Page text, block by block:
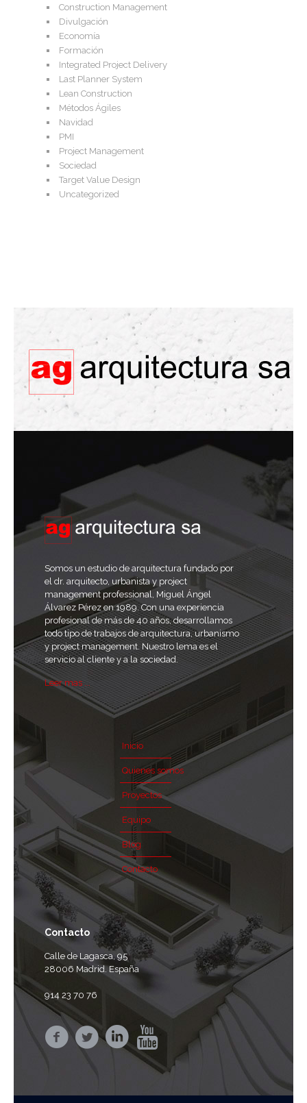
Construction Management
Divulgación
Economía
Formación
Integrated Project Delivery
Last Planner System
Lean Construction
Métodos Ágiles
Navidad
PMI
Project Management
Sociedad
Target Value Design
Uncategorized
Somos un estudio de arquitectura fundado por
el dr. arquitecto, urbanista y project
management professional, Miguel Ángel
Álvarez Pérez en 1989. Con una experiencia
profesional de más de 40 años, desarrollamos
todo tipo de trabajos de arquitectura, urbanismo
y project management. Nuestro lema es el
servicio al cliente y a la sociedad.
Leer mas ...
Inicio
Quienes somos
Proyectos
Equipo
Blog
Contacto
Contacto
Calle de Lagasca, 95
28006 Madrid. España
914 23 70 76